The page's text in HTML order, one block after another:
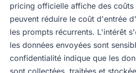
pricing officielle affiche des coûts
peuvent réduire le coût d'entrée
les prompts récurrents. L'intérêt
les données envoyées sont
confidentialité indique que les
sont collectées, traitées et